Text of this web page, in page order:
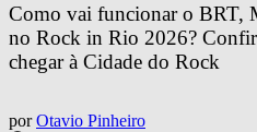
Como vai funcionar o BRT,
no Rock in Rio 2026?
chegar à Cidade do Rock
por Otavio Pinheiro